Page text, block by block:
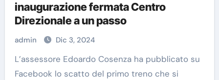
inaugurazione fermata Centro
Direzionale a un passo
admin Dic 3, 2024
L’assessore Edoardo Cosenza ha pubblicato su
Facebook lo scatto del primo treno che si